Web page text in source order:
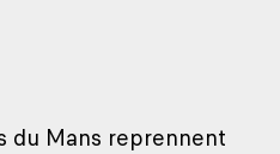
du Mans reprennent